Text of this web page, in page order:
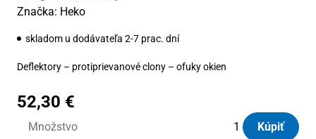
Značka: Heko
skladom u dodávateľa 2-7 prac. dní
Deflektory – protiprievanové clony – ofuky okien
52,30 €
Množstvo
množstvo
Kúpiť